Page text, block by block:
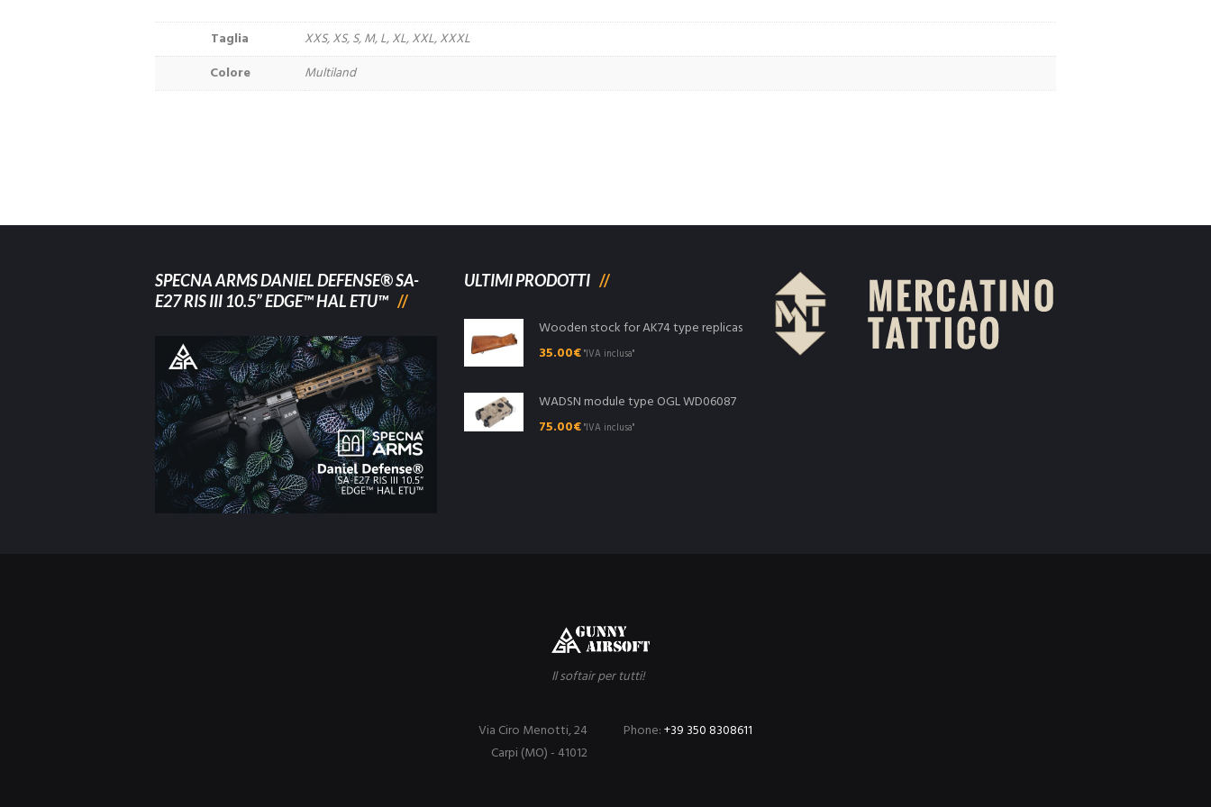
Taglia
XXS, XS, S, M, L, XL, XXL, XXXL
Colore
Multiland
SPECNA ARMS DANIEL DEFENSE® SA-
E27 RIS III 10.5” EDGE™ HAL ETU™
ULTIMI PRODOTTI
Wooden stock for AK74 type replicas
35.00€"IVA inclusa"
WADSN module type OGL WD06087
75.00€"IVA inclusa"
Il softair per tutti!
Phone:+39 350 8308611
Via Ciro Menotti, 24
Carpi (MO) - 41012